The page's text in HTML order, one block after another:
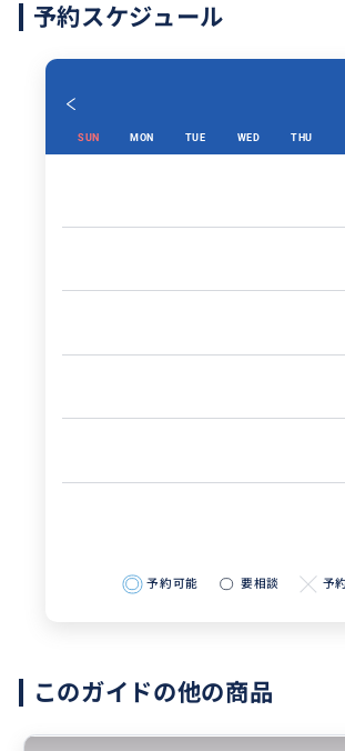
あるため、ご希望日が決まっている方
い合わせください。
おすすめ
ここが本命。トロントから行く東部カ
おすすめ
予約スケジュール
SUN MON TUE WED THU
予約可能 要相談 予
このガイドの他の商品